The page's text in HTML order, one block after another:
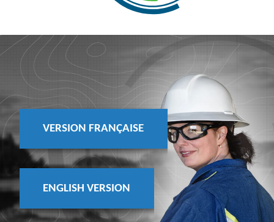
VERSION FRANÇAISE
ENGLISH VERSION